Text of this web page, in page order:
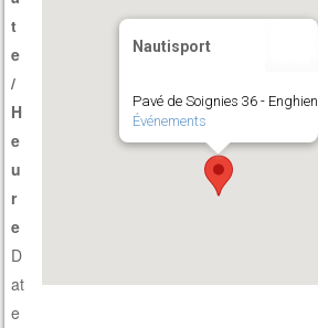
Nautisport
Pavé de Soignies 36 - Enghien
Événements
t
e
/
H
e
u
r
e
D
at
e